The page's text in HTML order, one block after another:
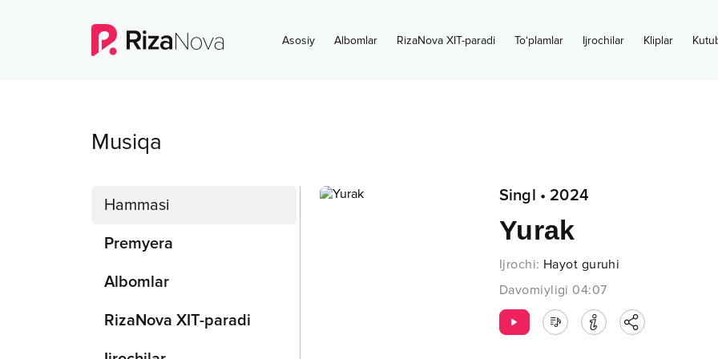
Asosiy Albomlar RizaNova XIT-paradi To‘plamlar Ijrochilar Kliplar
Musiqa
Hammasi
Premyera
Albomlar
RizaNova XIT-paradi
Singl • 2024
Yurak
Ijrochi: Hayot guruhi
Davomiyligi 04:07